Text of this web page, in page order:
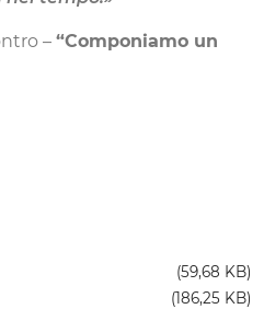
– “Componiamo un
(59,68 KB)
(186,25 KB)